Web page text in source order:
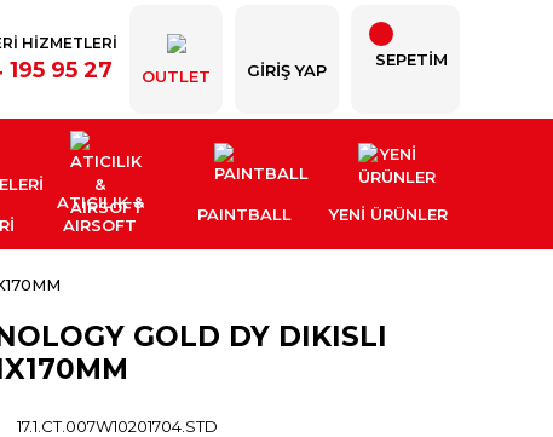
HİZMETLERİ
195 95 27 OUTLET GIRIŞ YAP
SEPETİM
ATICILIK &
AIRSOFT
PAINTBALL YENI ÜRÜNLER
GOLD DY DIKISLI
17.1.CT.007W10201704.STD